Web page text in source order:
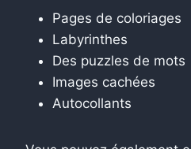
Pages de coloriages
Labyrinthes
Des puzzles de mots
Images cachées
Autocollants